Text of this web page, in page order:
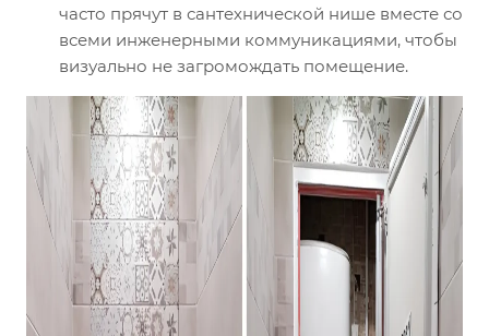
часто прячут в сантехнической нише вместе со
всеми инженерными коммуникациями, чтобы
визуально не загромождать помещение.